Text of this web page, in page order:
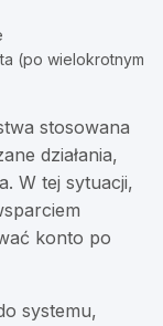
(po wielokrotnym
stosowana
działania,
W tej sytuacji,
konto po
systemu,